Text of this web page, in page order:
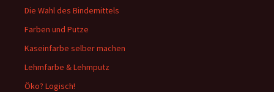
Die Wahl des Bindemittels
Farben und Putze
Kaseinfarbe selber machen
Lehmfarbe & Lehmputz
Öko? Logisch!